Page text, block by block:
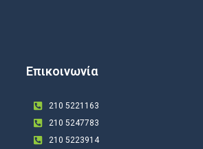
Επικοινωνία
210 5221163
210 5247783
210 5223914